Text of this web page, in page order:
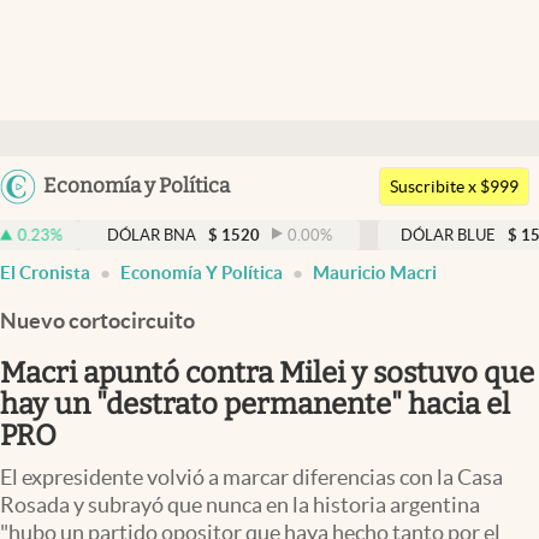
Argentina
Uruguay
Economía y Política
Members
Economía y Política
Finanzas y Mercados
Mercados Online
Negocios
Columnistas
Apertura
Suscribite x $999
DÓLAR BNA $ 1520 0.00% DÓLAR BLUE $ 1530 -0.65
El Cronista Economía Y Política Mauricio Macri
Nuevo cortocircuito
Macri apuntó contra Milei y sostuvo que
hay un "destrato permanente" hacia el
PRO
El expresidente volvió a marcar diferencias con la Casa
Rosada y subrayó que nunca en la historia argentina
"hubo un partido opositor que haya hecho tanto por el